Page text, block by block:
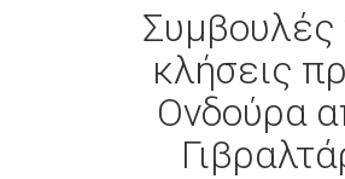
Συμβουλές
κλήσεις
Ονδούρα